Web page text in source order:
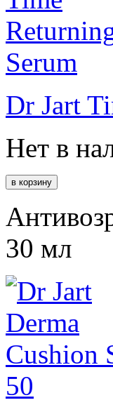
Dr Jart
Нет в
30 мл